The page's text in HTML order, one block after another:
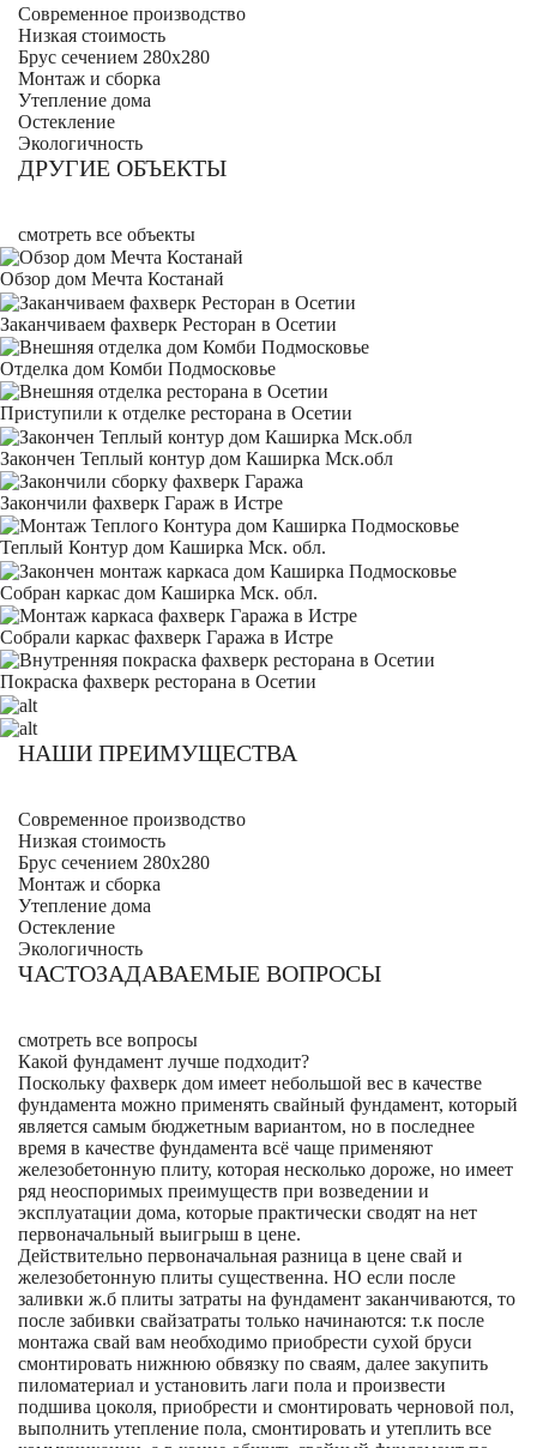
Современное производство
Низкая стоимость
Брус сечением 280х280
Монтаж и сборка
Утепление дома
Остекление
Экологичность
ДРУГИЕ ОБЪЕКТЫ
смотреть все объекты
Обзор дом Мечта Костанай
Заканчиваем фахверк Ресторан в Осетии
Отделка дом Комби Подмосковье
Приступили к отделке ресторана в Осетии
Закончен Теплый контур дом Каширка Мск.обл
Закончили фахверк Гараж в Истре
Теплый Контур дом Каширка Мск. обл.
Собран каркас дом Каширка Мск. обл.
Собрали каркас фахверк Гаража в Истре
Покраска фахверк ресторана в Осетии
НАШИ ПРЕИМУЩЕСТВА
Современное производство
Низкая стоимость
Брус сечением 280х280
Монтаж и сборка
Утепление дома
Остекление
Экологичность
ЧАСТОЗАДАВАЕМЫЕ ВОПРОСЫ
смотреть все вопросы
Какой фундамент лучше подходит?
Поскольку фахверк дом имеет небольшой вес в качестве
фундамента можно применять свайный фундамент, который
является самым бюджетным вариантом, но в последнее
время в качестве фундамента всё чаще применяют
железобетонную плиту, которая несколько дороже, но имеет
ряд неоспоримых преимуществ при возведении и
эксплуатации дома, которые практически сводят на нет
первоначальный выигрыш в цене.
Действительно первоначальная разница в цене свай и
железобетонную плиты существенна. НО если после
заливки ж.б плиты затраты на фундамент заканчиваются, то
после забивки свайзатраты только начинаются: т.к после
монтажа свай вам необходимо приобрести сухой бруси
смонтировать нижнюю обвязку по сваям, далее закупить
пиломатериал и установить лаги пола и произвести
подшива цоколя, приобрести и смонтировать черновой пол,
выполнить утепление пола, смонтировать и утеплить все